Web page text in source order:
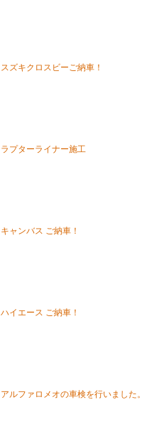
スズキクロスビーご納車！
ラプターライナー施工
キャンバス ご納車！
ハイエース ご納車！
アルファロメオの車検を行いました。